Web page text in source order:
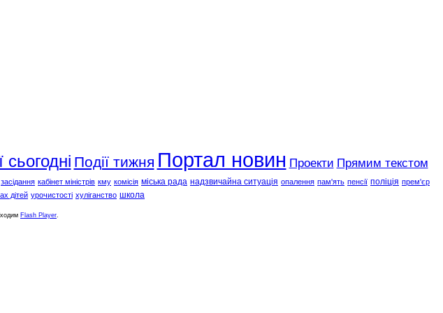
сьогодні Події тижня Портал новин Проекти Прямим текстом
засідання кабінет міністрів кму комісія міська рада надзвичайна ситуація опалення пам'ять пенсії поліція прем'єр
дітей урочистості хуліганство школа
Flash Player